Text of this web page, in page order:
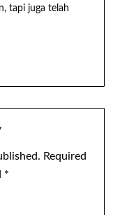
tapi juga telah
Required
*